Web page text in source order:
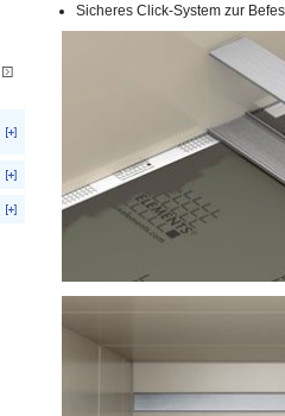
Sicheres Click-System zur